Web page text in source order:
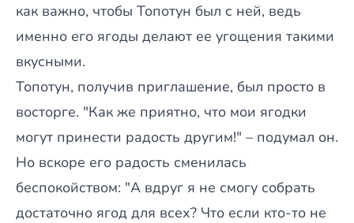
как важно, чтобы Топотун был с ней, ведь
именно его ягоды делают ее угощения такими
вкусными.
Топотун, получив приглашение, был просто в
восторге. "Как же приятно, что мои ягодки
могут принести радость другим!" – подумал он.
Но вскоре его радость сменилась
беспокойством: "А вдруг я не смогу собрать
достаточно ягод для всех? Что если кто-то не